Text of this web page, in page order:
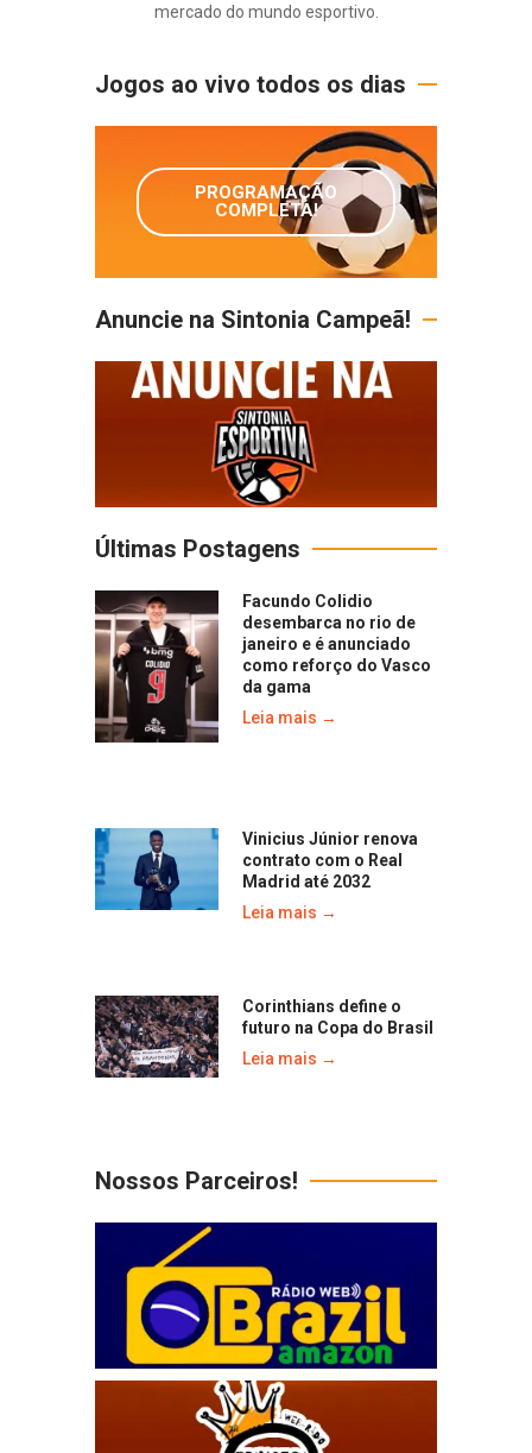
mercado do mundo esportivo.
Jogos ao vivo todos os dias
PROGRAMAÇÃO
COMPLETA!
Anuncie na Sintonia Campeã!
Últimas Postagens
Facundo Colidio
desembarca no rio de
janeiro e é anunciado
como reforço do Vasco
da gama
Leia mais →
Vinicius Júnior renova
contrato com o Real
Madrid até 2032
Leia mais →
Corinthians define o
futuro na Copa do Brasil
Leia mais →
Nossos Parceiros!